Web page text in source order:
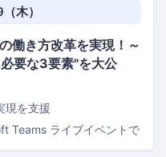
木）
働き方改革を実現！～
要な3要素"を大公
現を支援
Teams ライブイベントで